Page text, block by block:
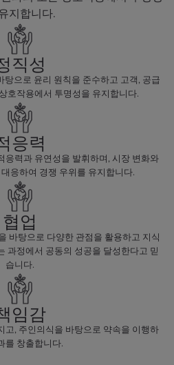
지합니다.
직성
으로 윤리 원칙을 준수하고 고객, 공급
호작용에서 투명성을 유지합니다.
응력
응력과 유연성을 발휘하며, 시장 변화와
응하여 경쟁 우위를 유지합니다.
협업
바탕으로 다양한 관점을 활용하고 지식
과정에서 공동의 성공을 달성한다고 믿
습니다.
임감
고, 주인의식을 바탕으로 약속을 이행하
를 창출합니다.